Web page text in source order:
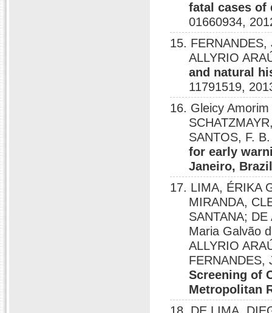
fatal cases of
01660934,
15.
ALLYRIO
and natural
11791519,
16. Gleicy
SANTOS, F.
for early
Janeiro,
17. LIMA, ÉRIKA
MIRANDA,
SANTANA;
Maria Galvão
ALLYRIO
Screening of
Metropolitan